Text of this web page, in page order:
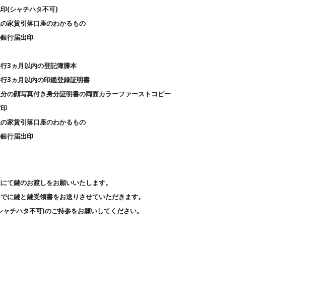
(シャチハタ不可)
家賃引落口座のわかるもの
行届出印
3ヵ月以内の登記簿謄本
3ヵ月以内の印鑑登録証明書
の顔写真付き身分証明書の両面カラーファーストコピー
家賃引落口座のわかるもの
行届出印
て鍵のお渡しをお願いいたします。
に鍵と鍵受領書をお送りさせていただきます。
チハタ不可)のご持参をお願いしてください。